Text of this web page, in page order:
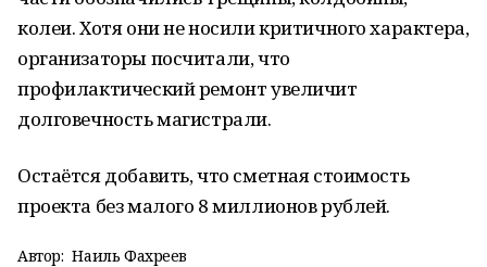
колеи. Хотя они не носили критичного характера,
организаторы посчитали, что
профилактический ремонт увеличит
долговечность магистрали.
Остаётся добавить, что сметная стоимость
проекта без малого 8 миллионов рублей.
Автор: Наиль Фахреев